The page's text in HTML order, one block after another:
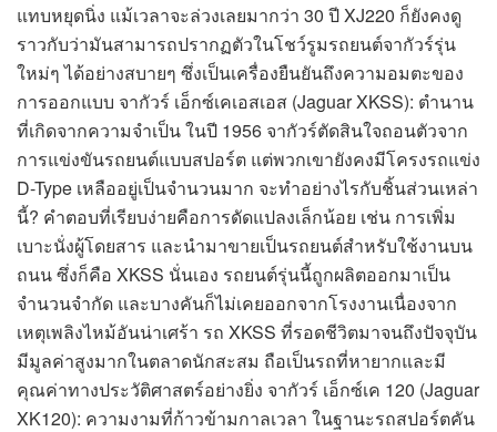
แทบหยุดนิ่ง แม้เวลาจะล่วงเลยมากว่า 30 ปี XJ220 ก็ยังคงดู
ราวกับว่ามันสามารถปรากฏตัวในโชว์รูมรถยนต์จากัวร์รุ่น
ใหม่ๆ ได้อย่างสบายๆ ซึ่งเป็นเครื่องยืนยันถึงความอมตะของ
การออกแบบ จากัวร์ เอ็กซ์เคเอสเอส (Jaguar XKSS): ตำนาน
ที่เกิดจากความจำเป็น ในปี 1956 จากัวร์ตัดสินใจถอนตัวจาก
การแข่งขันรถยนต์แบบสปอร์ต แต่พวกเขายังคงมีโครงรถแข่ง
D-Type เหลืออยู่เป็นจำนวนมาก จะทำอย่างไรกับชิ้นส่วนเหล่า
นี้? คำตอบที่เรียบง่ายคือการดัดแปลงเล็กน้อย เช่น การเพิ่ม
เบาะนั่งผู้โดยสาร และนำมาขายเป็นรถยนต์สำหรับใช้งานบน
ถนน ซึ่งก็คือ XKSS นั่นเอง รถยนต์รุ่นนี้ถูกผลิตออกมาเป็น
จำนวนจำกัด และบางคันก็ไม่เคยออกจากโรงงานเนื่องจาก
เหตุเพลิงไหม้อันน่าเศร้า รถ XKSS ที่รอดชีวิตมาจนถึงปัจจุบัน
มีมูลค่าสูงมากในตลาดนักสะสม ถือเป็นรถที่หายากและมี
คุณค่าทางประวัติศาสตร์อย่างยิ่ง จากัวร์ เอ็กซ์เค 120 (Jaguar
XK120): ความงามที่ก้าวข้ามกาลเวลา ในฐานะรถสปอร์ตคัน